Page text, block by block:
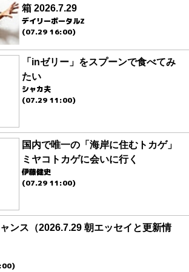
箱 2026.7.29
デイリーポータルZ
(07.29 16:00)
「inゼリー」をスプーンで食べてみ
たい
シャカ夫
(07.29 11:00)
国内で唯一の「海岸に住むトカゲ」
ミヤコトカゲに会いに行く
伊藤健史
(07.29 11:00)
ンス（2026.7.29 朝エッセイと更新情